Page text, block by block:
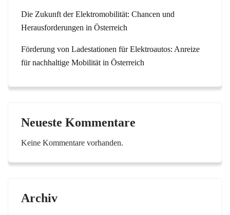
Die Zukunft der Elektromobilität: Chancen und
Herausforderungen in Österreich
Förderung von Ladestationen für Elektroautos: Anreize
für nachhaltige Mobilität in Österreich
Neueste Kommentare
Keine Kommentare vorhanden.
Archiv